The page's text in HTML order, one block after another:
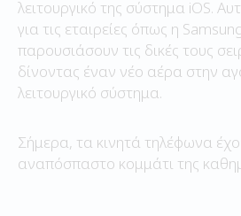
λειτουργικό της σύστημα iOS.
για τις εταιρείες όπως η
παρουσιάσουν τις δικές τους
δίνοντας έναν νέο αέρα στην
λειτουργικό σύστημα.
Σήμερα, τα κινητά τηλέφωνα
αναπόσπαστο κομμάτι της